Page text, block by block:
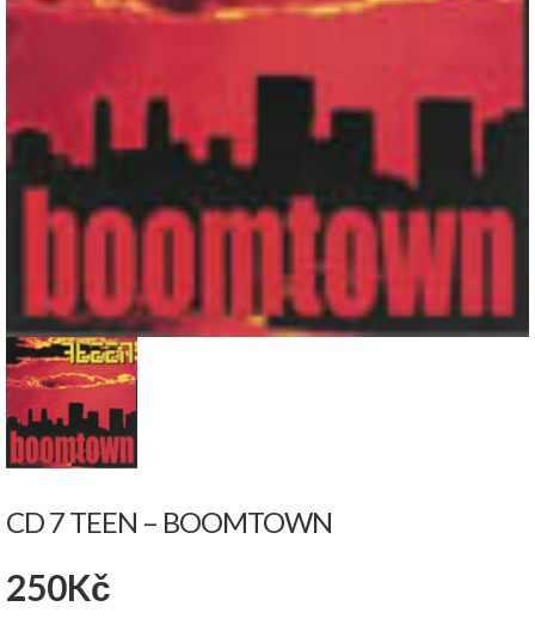
CD 7 TEEN – BOOMTOWN
250Kč